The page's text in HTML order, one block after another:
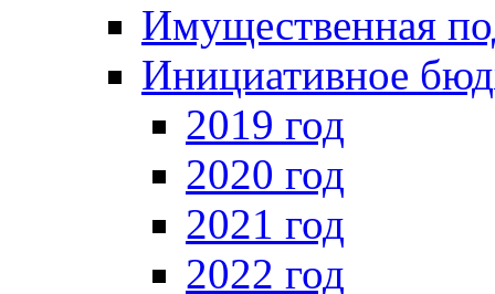
Имущественная
Инициативное
2019 год
2020 год
2021 год
2022 год